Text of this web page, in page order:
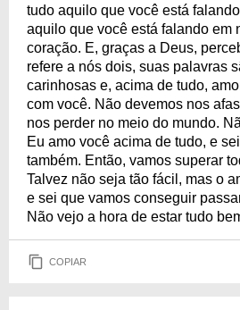
tudo aquilo que você está
aquilo que você está falando em
coração. E, graças a Deus,
refere a nós dois, suas palavras
carinhosas e, acima de tudo,
com você. Não devemos nos
nos perder no meio do mundo.
Eu amo você acima de tudo, e
também. Então, vamos superar
Talvez não seja tão fácil, mas o
e sei que vamos conseguir
Não vejo a hora de estar tudo
COPIAR